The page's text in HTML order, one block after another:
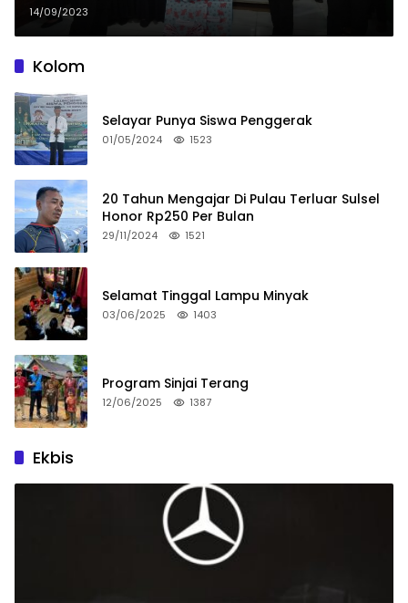
14/09/2023
Kolom
Selayar Punya Siswa Penggerak
01/05/2024 1523
20 Tahun Mengajar Di Pulau Terluar Sulsel
Honor Rp250 Per Bulan
29/11/2024 1521
Selamat Tinggal Lampu Minyak
03/06/2025 1403
Program Sinjai Terang
12/06/2025 1387
Ekbis